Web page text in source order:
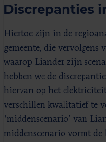
Discrepanties
Hiertoe zijn in de
gemeente, die vervolgens
waarop Liander zijn
hebben we de
hiervan op het
verschillen kwalitatief te
‘middenscenario’ van
middenscenario vormt de